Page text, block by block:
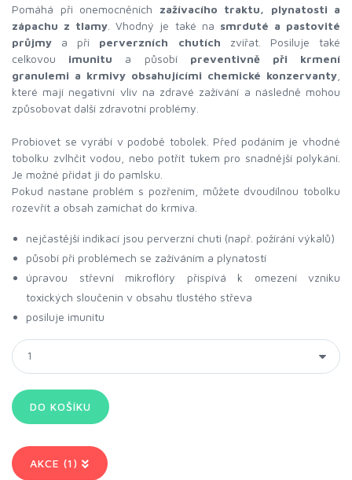
Pomáhá při onemocněních zažívacího traktu, plynatosti a
zápachu z tlamy . Vhodný je také na smrduté a pastovité
průjmy a při perverzních chutích zvířat. Posiluje také
celkovou imunitu a působí preventivně při krmení
granulemi a krmivy obsahujícími chemické konzervanty
které mají negativní vliv na zdravé zažívání a následně mohou
způsobovat další zdravotní problémy.
Probiovet se vyrábí v podobě tobolek. Před podáním je vhodné
tobolku zvlhčit vodou, nebo potřít tukem pro snadnější polykání.
Je možné přidat ji do pamlsku.
Pokud nastane problém s pozřením, můžete dvoudílnou tobolku
rozevřít a obsah zamíchat do krmiva.
nejčastější indikací jsou perverzní chuti (např. požírání výkalů)
působí při problémech se zažíváním a plynatostí
úpravou střevní mikroflóry přispívá k omezení vzniku
toxických sloučenin v obsahu tlustého střeva
posiluje imunitu
AKCE (1)